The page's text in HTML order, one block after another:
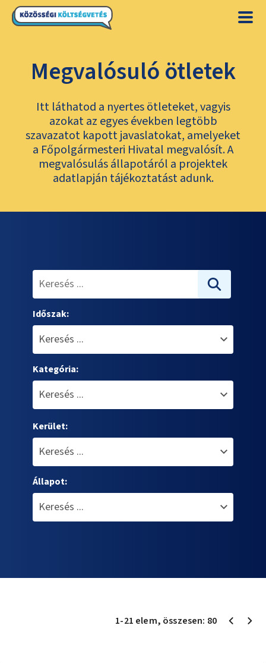
Megvalósuló ötletek
Itt láthatod a nyertes ötleteket, vagyis
azokat az egyes években legtöbb
szavazatot kapott javaslatokat, amelyeket
a Főpolgármesteri Hivatal megvalósít. A
megvalósulás állapotáról a projektek
adatlapján tájékoztatást adunk.
Időszak:
Kategória:
Kerület:
Állapot:
1-21 elem, összesen: 80